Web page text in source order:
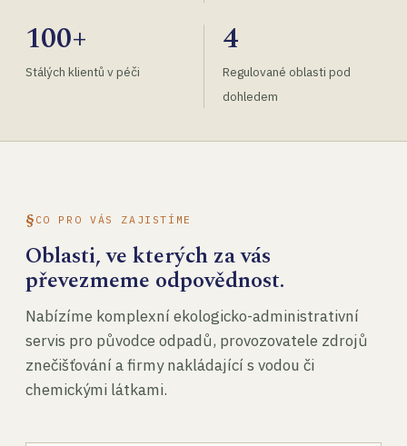
100+
Stálých klientů v péči
4
Regulované oblasti pod
dohledem
CO PRO VÁS ZAJISTÍME
Oblasti, ve kterých za vás
převezmeme odpovědnost.
Nabízíme komplexní ekologicko-administrativní
servis pro původce odpadů, provozovatele zdrojů
znečišťování a firmy nakládající s vodou či
chemickými látkami.